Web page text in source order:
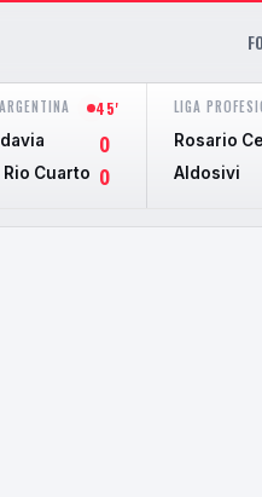
45'
0
Cuarto 0
LIGA
Rosario
Aldosivi